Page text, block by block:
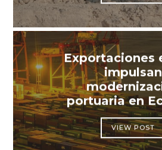
Exportaciones
impulsan
portuaria en
VIEW POST